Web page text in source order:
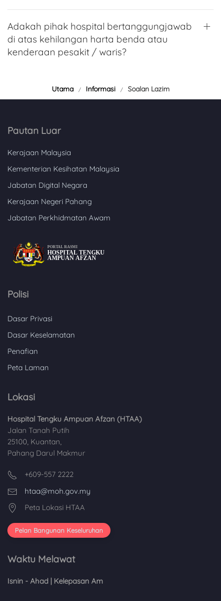
Adakah pihak hospital bertanggungjawab
di atas kehilangan harta benda atau
kenderaan pesakit / waris?
Utama Informasi Soalan Lazim
Pautan Luar
Kerajaan Malaysia
Kementerian Kesihatan Malaysia
Jabatan Digital Negara
Kerajaan Negeri Pahang
Jabatan Perkhidmatan Awam
Polisi
Dasar Privasi
Dasar Keselamatan
Penafian
Peta Laman
Lokasi
Hospital Tengku Ampuan Afzan (HTAA)
Jalan Tanah Putih
25100, Kuantan,
Pahang Darul Makmur
+609-557 2222
htaa@moh.gov.my
Peta Lokasi HTAA
Pelan Bangunan Keseluruhan
Waktu Melawat
Isnin - Ahad | Kelepasan Am